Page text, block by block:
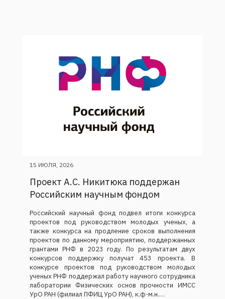
15 ИЮЛЯ, 2026
Проект А.С. Никитюка поддержан
Российским научным фондом
Российский научный фонд подвел итоги конкурса
проектов под руководством молодых ученых, а
также конкурса на продление сроков выполнения
проектов по данному мероприятию, поддержанных
грантами РНФ в 2023 году. По результатам двух
конкурсов поддержку получат 453 проекта. В
конкурсе проектов под руководством молодых
ученых РНФ поддержал работу научного сотрудника
лаборатории Физических основ прочности ИМСС
УрО РАН (филиал ПФИЦ УрО РАН), к.ф-м.н.…